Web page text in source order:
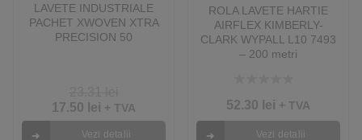
LAVETE INDUSTRIALE
PACHET XWOVEN XTRA
PRECISION 50
17.50 lei + TVA
Vezi detalii
ROLA LAVETE HARTIE
AIRFLEX KIMBERLY-
CLARK WYPALL L10 7493
– 200 metri
52.30 lei + TVA
Vezi detalii